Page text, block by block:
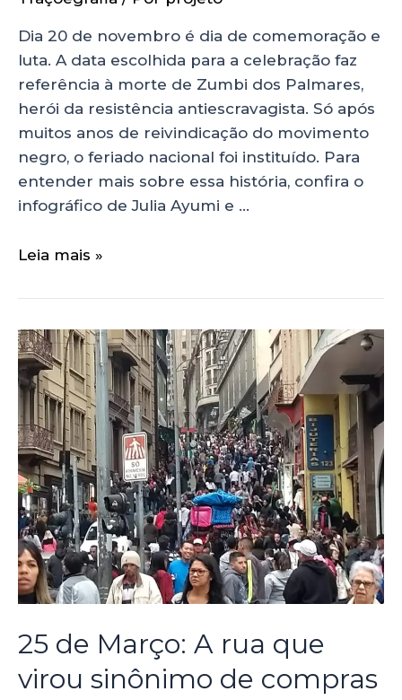
Dia 20 de novembro é dia de comemoração e
luta. A data escolhida para a celebração faz
referência à morte de Zumbi dos Palmares,
herói da resistência antiescravagista. Só após
muitos anos de reivindicação do movimento
negro, o feriado nacional foi instituído. Para
entender mais sobre essa história, confira o
infográfico de Julia Ayumi e …
Leia mais »
25 de Março: A rua que
virou sinônimo de compras